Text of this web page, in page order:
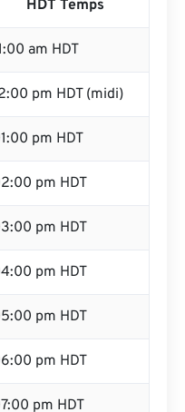
HDT Temps
am HDT
pm HDT (midi)
pm HDT
pm HDT
pm HDT
pm HDT
pm HDT
pm HDT
pm HDT